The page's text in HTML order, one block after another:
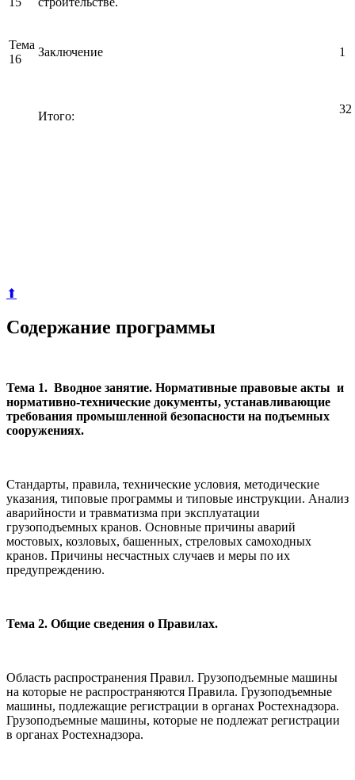
Тема
16
Заключение 1
Итого:
32
⬆
Содержание программы
Тема 1. Вводное занятие. Нормативные правовые акты и
нормативно-технические документы, устанавливающие
требования промышленной безопасности на подъемных
сооружениях.
Стандарты, правила, технические условия, методические
указания, типовые программы и типовые инструкции. Анализ
аварийности и травматизма при эксплуатации
грузоподъемных кранов. Основные причины аварий
мостовых, козловых, башенных, стреловых самоходных
кранов. Причины несчастных случаев и меры по их
предупреждению.
Тема 2. Общие сведения о Правилах.
Область распространения Правил. Грузоподъемные машины
на ко­торые не распространяются Правила. Грузоподъемные
машины, подле­жащие регистрации в органах Ростехнадзора.
Грузоподъемные машины, которые не подлежат регистрации
в органах Ростехнадзо­ра.